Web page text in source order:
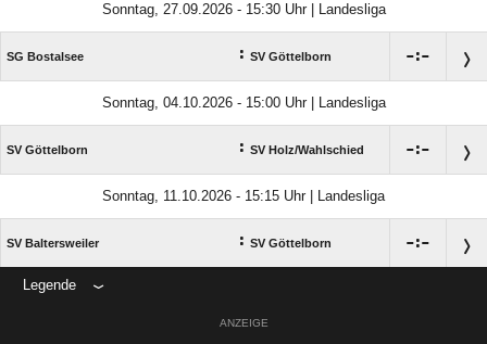
Sonntag, 27.09.2026 - 15:30 Uhr | Landesliga
SG Bostalsee : SV Göttelborn :
Sonntag, 04.10.2026 - 15:00 Uhr | Landesliga
SV Göttelborn : SV Holz/​Wahlschied :
Sonntag, 11.10.2026 - 15:15 Uhr | Landesliga
SV Baltersweiler : SV Göttelborn :
Legende
ANZEIGE